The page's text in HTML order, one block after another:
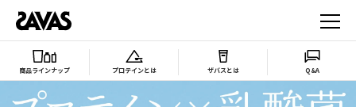
商品ラインナップ プロテインとは ザバスとは Q&A